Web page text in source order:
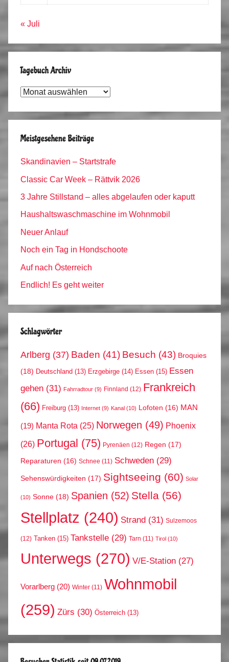
« Juli
Tagebuch Archiv
Tagebuch
Meistgesehene Beiträge
Skandinavien – Startstrafe
Classic Car Week – Rättvik 2026
3 Jahre Stillstand – alles abgelaufen oder kaputt
Haushaltswaschmaschine im Wohnmobil
Neuer Anlauf
Noch ein Tag in Hondschoote
Auf nach Österreich
Endlich! Es geht weiter
Schlagwörter
Arlberg (37) Baden (41) Besuch (43) Broquies
(18) Deutschland (13) Erzgebirge (14) Essen (15) Essen
gehen (31) Fahrradtour (9) Finnland (12) Frankreich
(66) Freiburg (13) Internet (9) Kanal (10) Lofoten (16) MAN
(19) Manta Rota (25) Norwegen (49) Phoenix
(26) Portugal (75) Pyrenäen (12) Regen (17)
Reparaturen (16) Schnee (11) Schweden (29)
Sehenswürdigkeiten (17) Sightseeing (60) Solar
(10) Sonne (18) Spanien (52) Stella (56)
Stellplatz (240) Strand (31) Sulzemoos
(12) Tanken (15) Tankstelle (29) Tarn (11) Tirol (10)
Unterwegs (270) V/E-Station (27)
Vorarlberg (20) Winter (11) Wohnmobil
(259) Zürs (30) Österreich (13)